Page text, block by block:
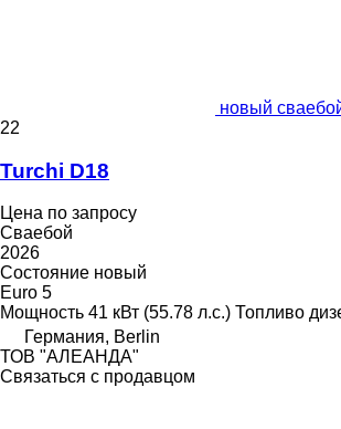
новый
22
Turchi D18
Цена по запросу
Сваебой
2026
Состояние новый
Euro 5
Мощность 41 кВт (55.78 л.с.) Топливо
Германия, Berlin
ТОВ "АЛЕАНДА"
Связаться с продавцом